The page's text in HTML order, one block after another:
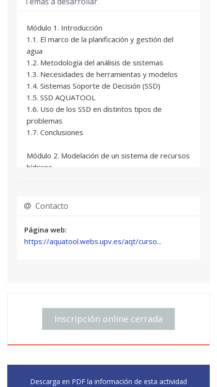
Módulo 1. Introducción
1.1. El marco de la planificación y gestión del
agua
1.2. Metodología del análisis de sistemas
1.3. Necesidades de herramientas y modelos
1.4. Sistemas Soporte de Decisión (SSD)
1.5. SSD AQUATOOL
1.6. Uso de los SSD en distintos tipos de
problemas
1.7. Conclusiones
Módulo 2. Modelación de un sistema de recursos
hídricos
de Recursos Hídricos (SRH)
SRH
2.4. Desarrollo de modelos de análisis de SRH
con AQUATOOL
3.1. Demandas y criterios de garantía
3.2. Gestión de SRH. Modelo SIMGES
3.3. Reglas de operación
3.5. Escenarios de análisis. Planificación
Contacto
Página web:
https://aquatool.webs.upv.es/aqt/curso...
Inscripción online cerrada
Descarga en PDF la información de esta actividad